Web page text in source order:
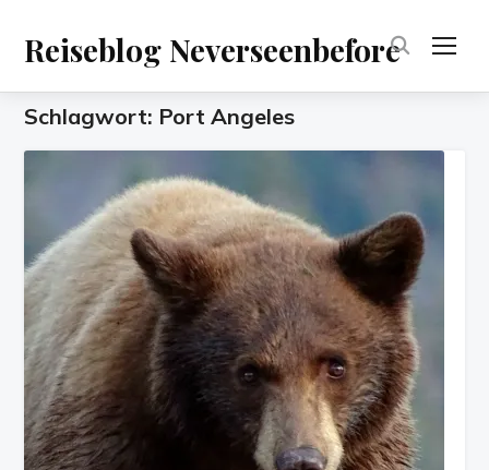
Reiseblog Neverseenbefore
Schlagwort: Port Angeles